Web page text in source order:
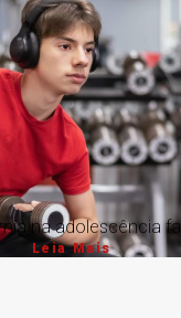
na adolescência
Leia Mais